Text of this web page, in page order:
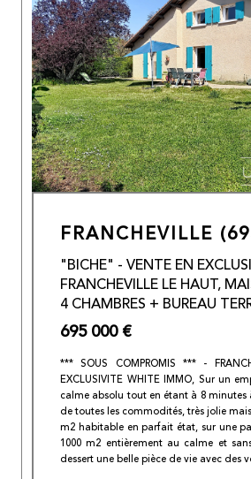
FRANCHEVILLE
"BICHE" - VENTE EN
FRANCHEVILLE LE HAUT,
4 CHAMBRES + BUREAU
695 000 €
*** SOUS COMPROMIS *** -
EXCLUSIVITE WHITE IMMO, Sur un
calme absolu tout en étant à 8
de toutes les commodités, très jolie
m2 habitable en parfait état, sur une
1000 m2 entièrement au calme et
dessert une belle pièce de vie avec des